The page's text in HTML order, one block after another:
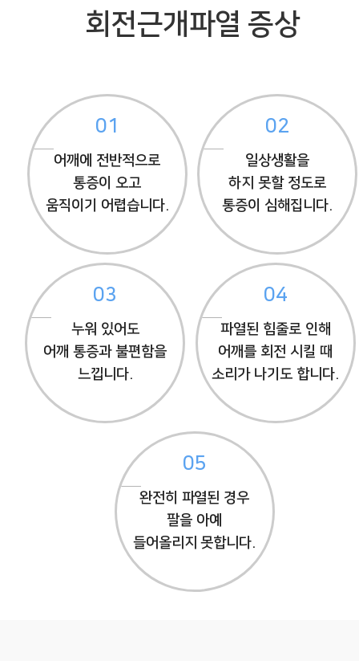
회전근개파열 증상
01
어깨에 전반적으로
통증이 오고
움직이기 어렵습니다.
02
일상생활을
하지 못할 정도로
통증이 심해집니다.
03
누워 있어도
어깨 통증과 불편함을
느낍니다.
04
파열된 힘줄로 인해
어깨를 회전 시킬 때
소리가 나기도 합니다.
05
완전히 파열된 경우
팔을 아예
들어올리지 못합니다.